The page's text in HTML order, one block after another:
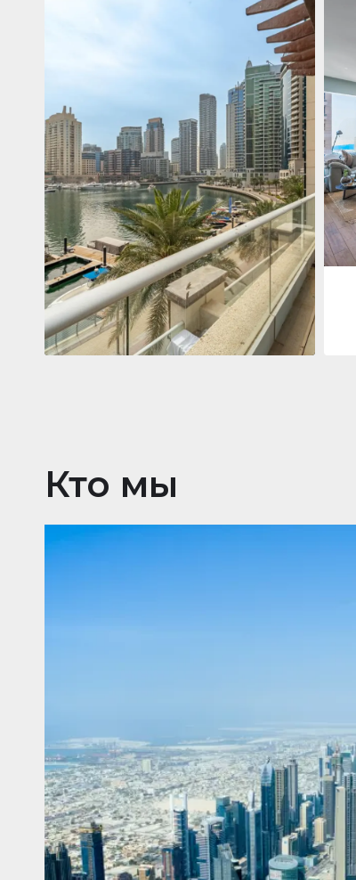
Квартира2 861 035 $
Beauport Tower
Beauport Tower, Marina Promenade,
Dubai Marina, Dubai
34392 m²
12
Кто мы